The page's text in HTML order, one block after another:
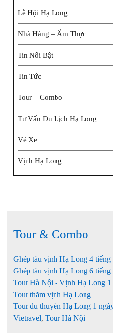
Lễ Hội Hạ Long
Nhà Hàng – Ẩm Thực
Tin Nổi Bật
Tin Tức
Tour – Combo
Tư Vấn Du Lịch Hạ Long
Vé Xe
Vịnh Hạ Long
Tour & Combo
Ghép tàu vịnh Hạ Long 4 tiếng
Ghép tàu vịnh Hạ Long 6 tiếng
Tour Hà Nội - Vịnh Hạ Long 1
Tour thăm vịnh Hạ Long
Tour du thuyền Hạ Long 1
Vietravel, Tour Hà Nội